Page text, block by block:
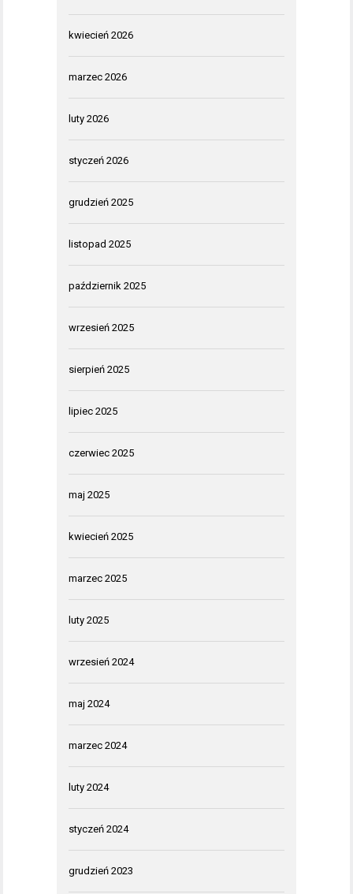
kwiecień 2026
marzec 2026
luty 2026
styczeń 2026
grudzień 2025
listopad 2025
październik 2025
wrzesień 2025
sierpień 2025
lipiec 2025
czerwiec 2025
maj 2025
kwiecień 2025
marzec 2025
luty 2025
wrzesień 2024
maj 2024
marzec 2024
luty 2024
styczeń 2024
grudzień 2023